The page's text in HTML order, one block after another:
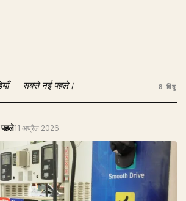
— सबसे नई पहले। 8 बिंदु
पहले11 अप्रैल 2026